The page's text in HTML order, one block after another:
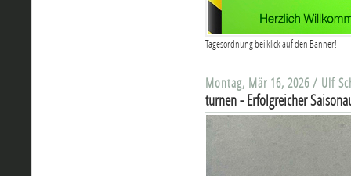
Tagesordnung bei klick auf den Banner!
Montag, Mär 16, 2026 / Ulf
turnen - Erfolgreicher